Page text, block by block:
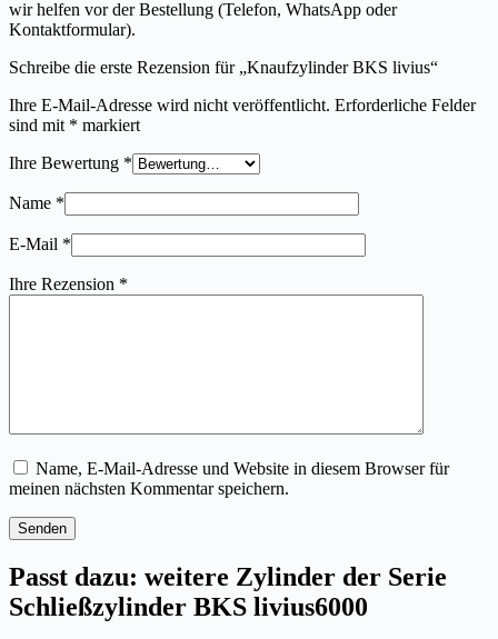
wir helfen vor der Bestellung (Telefon, WhatsApp oder
Kontaktformular).
Schreibe die erste Rezension für „Knaufzylinder BKS livius“
Ihre E-Mail-Adresse wird nicht veröffentlicht. Erforderliche Felder
sind mit * markiert
Ihre Bewertung *
Name *
E-Mail *
Ihre Rezension *
Name, E-Mail-Adresse und Website in diesem Browser für
meinen nächsten Kommentar speichern.
Senden
Passt dazu: weitere Zylinder der Serie
Schließzylinder BKS livius6000